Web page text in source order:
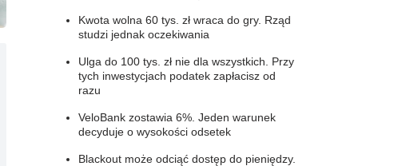
Kwota wolna 60 tys. zł wraca do gry. Rząd
studzi jednak oczekiwania
Ulga do 100 tys. zł nie dla wszystkich. Przy
tych inwestycjach podatek zapłacisz od
razu
VeloBank zostawia 6%. Jeden warunek
decyduje o wysokości odsetek
Blackout może odciąć dostęp do pieniędzy.